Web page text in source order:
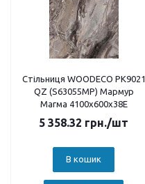
Стільниця WOODECO PK9021
QZ (S63055MP) Мармур
Магма 4100х600х38E
5 358.32 грн./шт
В кошик